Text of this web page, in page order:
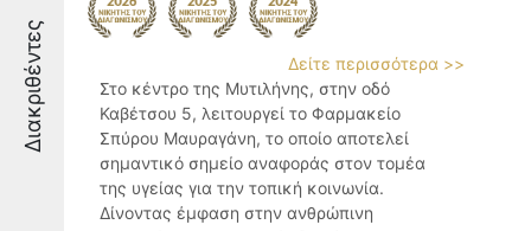
Διακριθέντες
Δείτε περισσότερα >>
Στο κέντρο της Μυτιλήνης, στην οδό
Καβέτσου 5, λειτουργεί το Φαρμακείο
Σπύρου Μαυραγάνη, το οποίο αποτελεί
σημαντικό σημείο αναφοράς στον τομέα
της υγείας για την τοπική κοινωνία.
Δίνοντας έμφαση στην ανθρώπινη